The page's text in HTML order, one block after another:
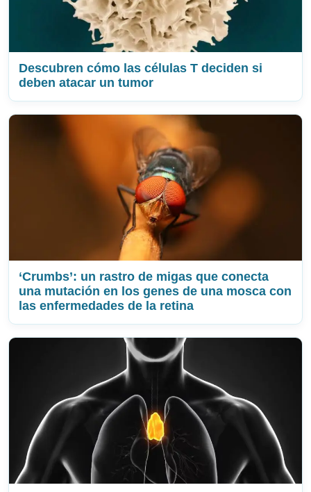
Descubren cómo las células T deciden si
deben atacar un tumor
‘Crumbs’: un rastro de migas que conecta
una mutación en los genes de una mosca con
las enfermedades de la retina